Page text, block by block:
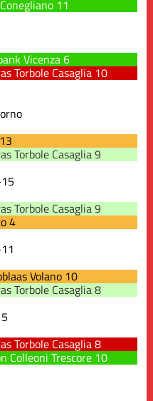
11
Vicenza6
Torbole Casaglia 10
13
Torbole Casaglia9
15
Torbole Casaglia9
4
11
Volano 10
Torbole Casaglia8
Torbole Casaglia8
Colleoni Trescore 10